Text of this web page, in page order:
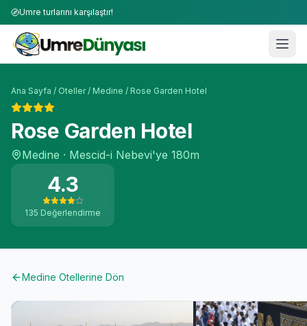
Umre turlarını karşılaştır!
Ana Sayfa / Oteller/ Medine / Rose Garden Hotel
Rose Garden Hotel
Medine · Mescid-i Nebevi'ye 180m
4.3
135 Değerlendirme
Medine Otellerine Dön